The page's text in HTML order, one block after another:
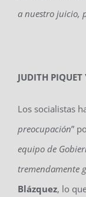
a nuestro juicio,
JUDITH PIQUET
Los socialistas
preocupación”
equipo de
tremendamente
Blázquez, lo